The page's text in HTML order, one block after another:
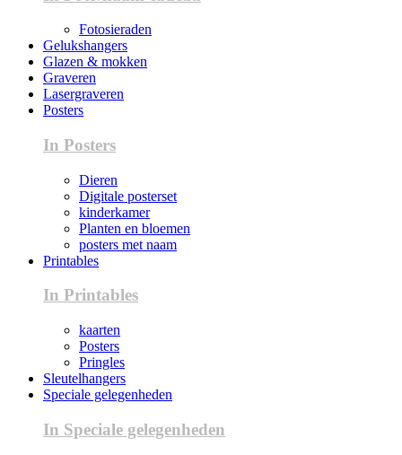
Fotosieraden
Gelukshangers
Glazen & mokken
Graveren
Lasergraveren
Posters
In Posters
Dieren
Digitale posterset
kinderkamer
Planten en bloemen
posters met naam
Printables
In Printables
kaarten
Posters
Pringles
Sleutelhangers
Speciale gelegenheden
In Speciale gelegenheden